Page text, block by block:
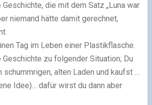
die mit dem Satz „Luna war
niemand hätte damit gerechnet,
Tag im Leben einer Plastikflasche.
Geschichte zu folgender Situation; Du
alten Laden und kaufst …
Idee)… dafür wirst du dann aber